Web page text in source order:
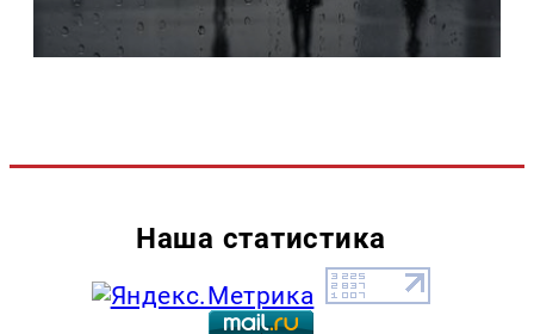
Наша статистика